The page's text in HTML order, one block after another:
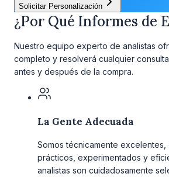
Solicitar Personalización
¿Por Qué Informes de
Nuestro equipo experto de analistas
completo y resolverá cualquier
antes y después de la compra.
La Gente Adecuada
Somos técnicamente excelentes,
prácticos, experimentados y
analistas son cuidadosamente